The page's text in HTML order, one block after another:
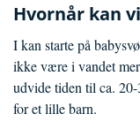
Hvornår kan
I kan starte på
ikke være i vandet
udvide tiden til ca.
for et lille barn.